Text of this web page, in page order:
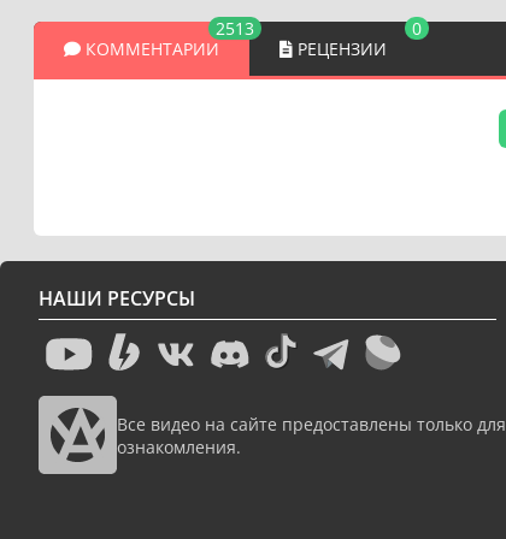
КОММЕНТАРИИ
2513
РЕЦЕНЗИИ
0
НАШИ РЕСУРСЫ
Все видео на сайте предоставлены только для
ознакомления.